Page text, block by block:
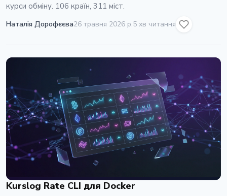
курси обміну. 106 країн, 311 міст.
Наталія Дорофєєва26 травня 2026 р.5 хв читання
Kurslog Rate CLI для Docker